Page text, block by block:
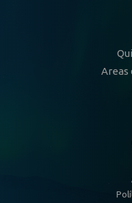
Areas